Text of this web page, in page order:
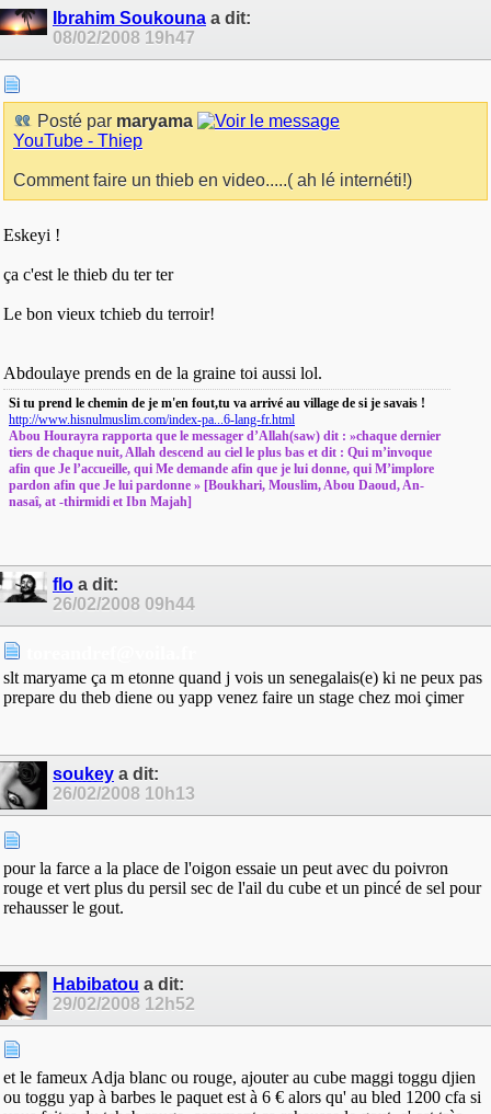
Ibrahim Soukouna a dit:
08/02/2008 19h47
Posté par maryama
YouTube - Thiep
Comment faire un thieb en video.....( ah lé internéti!)
Eskeyi !
ça c'est le thieb du ter ter
Le bon vieux tchieb du terroir!
Abdoulaye prends en de la graine toi aussi lol.
Si tu prend le chemin de je m'en fout,tu va arrivé au village de si je savais !
http://www.hisnulmuslim.com/index-pa...6-lang-fr.html
Abou Hourayra rapporta que le messager d’Allah(saw) dit : »chaque dernier
tiers de chaque nuit, Allah descend au ciel le plus bas et dit : Qui m’invoque
afin que Je l’accueille, qui Me demande afin que je lui donne, qui M’implore
pardon afin que Je lui pardonne » [Boukhari, Mouslim, Abou Daoud, An-
nasaî, at -thirmidi et Ibn Majah]
flo a dit:
26/02/2008 09h44
slt maryame ça m etonne quand j vois un senegalais(e) ki ne peux pas
prepare du theb diene ou yapp venez faire un stage chez moi çimer
soukey a dit:
26/02/2008 10h13
pour la farce a la place de l'oigon essaie un peut avec du poivron
rouge et vert plus du persil sec de l'ail du cube et un pincé de sel pour
rehausser le gout.
Habibatou a dit:
29/02/2008 12h52
et le fameux Adja blanc ou rouge, ajouter au cube maggi toggu djien
ou toggu yap à barbes le paquet est à 6 € alors qu' au bled 1200 cfa si